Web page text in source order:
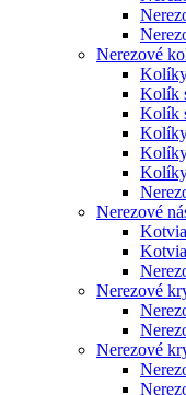
Nerezové
Kolík
Kolík
Nerezové
Nerezové
Nerezové